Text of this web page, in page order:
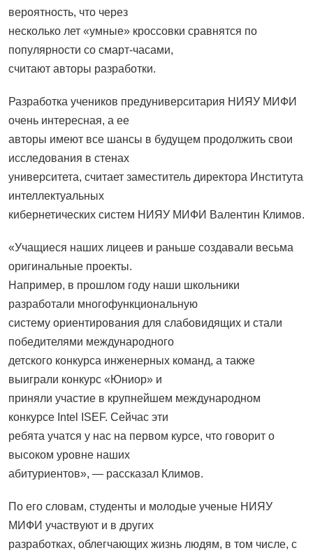
вероятность, что через
несколько лет «умные» кроссовки сравнятся по
популярности со смарт-часами,
считают авторы разработки.
Разработка учеников предуниверситария НИЯУ МИФИ
очень интересная, а ее
авторы имеют все шансы в будущем продолжить свои
исследования в стенах
университета, считает заместитель директора Института
интеллектуальных
кибернетических систем НИЯУ МИФИ Валентин Климов.
«Учащиеся наших лицеев и раньше создавали весьма
оригинальные проекты.
Например, в прошлом году наши школьники
разработали многофункциональную
систему ориентирования для слабовидящих и стали
победителями международного
детского конкурса инженерных команд, а также
выиграли конкурс «Юниор» и
приняли участие в крупнейшем международном
конкурсе Intel ISEF. Сейчас эти
ребята учатся у нас на первом курсе, что говорит о
высоком уровне наших
абитуриентов», — рассказал Климов.
По его словам, студенты и молодые ученые НИЯУ
МИФИ участвуют и в других
разработках, облегчающих жизнь людям, в том числе, с